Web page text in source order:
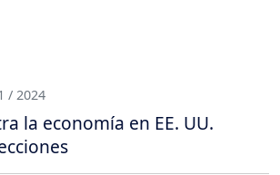
/ 2024
la economía en EE. UU.